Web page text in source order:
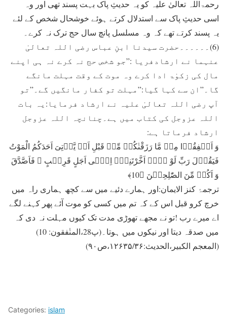
رحمۃاللہ تعالیٰ علیہ کو يہ حدیثِ پاک بہت پسند تھی اور وہ
اسی حدیثِ پاک سے استدلال کرتے ہوئے خوشحال شخص کے لئے
يہ پسند کرتے تھے کہ وہ مسلسل پانچ سال حج ترک نہ کرے۔
(6)۔۔۔۔۔۔حضرت سیدنا ابنِ عباس رضی اللہ تعالیٰ
عنہما نے ارشادفریا :”جو شخص حج نہ کرے نہ ہی اپنے
مال کی زکوٰۃ ادا کرے وہ موت کے وقت مہلت مانگے
گا۔”ان سے کہا گيا:”مہلت تو کفار مانگيں گے۔”تو
آپ رضی اللہ تعالیٰ علیہ نے ارشاد فرمايا:يہ بات
اللہ عزوجل کی کتاب ميں ہے۔چنانچہ اللہ عزوجل
ارشاد فرماتا ہے:
وَ اَنۡفِقُوۡا مِنۡ مَّا رَزَقْنٰکُمۡ مِّنۡ قَبْلِ اَنۡ یَّاۡتِیَ اَحَدَکُمُ الْمَوْتُ
فَیَقُوۡلَ رَبِّ لَوْ لَاۤ اَخَّرْتَنِیۡۤ اِلٰۤی اَجَلٍ قَرِیۡبٍ ۙ فَاَصَّدَّقَ
وَ اَکُنۡ مِّنَ الصّٰلِحِیۡنَ ﴿10﴾
ترجمۂ کنز الايمان:اور ہمارے دئيے ميں سے کچھ ہماری راہ ميں
خرچ کرو قبل اس کے کہ تم ميں کسی کو موت آئے پھر کہنے لگے
اے ميرے رب !تو نے مجھے تھوڑی مدت تک کیوں مہلت نہ دی کہ
ميں صدقہ دیتا اور نيکوں ميں ہوتا۔(پ28،المنٰفقون: 10)
(المعجم الکبیر،الحدیث:۱۲۶۳۵/۳۶،ص۹۰)
Categories: islam